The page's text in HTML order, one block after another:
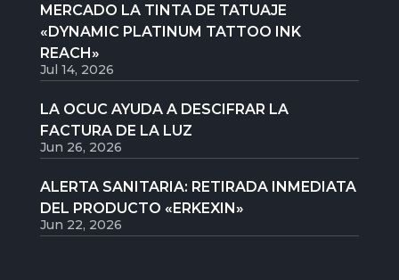
MERCADO LA TINTA DE TATUAJE
«DYNAMIC PLATINUM TATTOO INK
REACH»
Jul 14, 2026
LA OCUC AYUDA A DESCIFRAR LA
FACTURA DE LA LUZ
Jun 26, 2026
ALERTA SANITARIA: RETIRADA INMEDIATA
DEL PRODUCTO «ERKEXIN»
Jun 22, 2026